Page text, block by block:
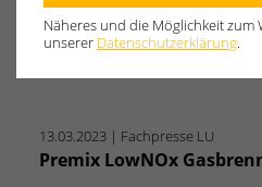
LE #4 vereint
13.03.2023 | Fachpresse LU
Premix LowNOx
Näheres und die Möglichkeit zum
unserer Datenschutzerklärung.